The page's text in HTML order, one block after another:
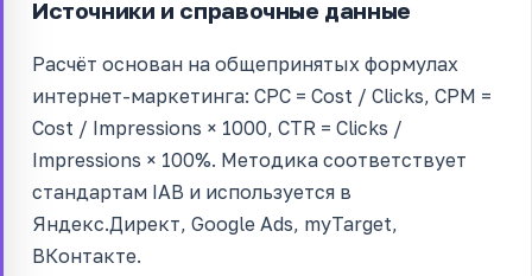
Источники и справочные данные
Расчёт основан на общепринятых формулах
интернет-маркетинга: CPC = Cost / Clicks, CPM =
Cost / Impressions × 1000, CTR = Clicks /
Impressions × 100%. Методика соответствует
стандартам IAB и используется в
Яндекс.Директ, Google Ads, myTarget,
ВКонтакте.